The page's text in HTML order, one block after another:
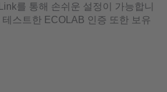
를 통해 손쉬운 설정이 가능합니
스트한 ECOLAB 인증 또한 보유